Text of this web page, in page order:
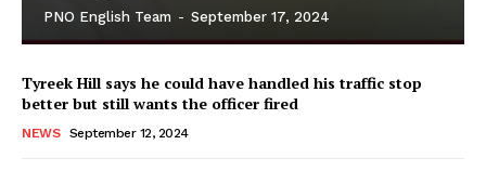
PNO English Team - September 17, 2024
Tyreek Hill says he could have handled his traffic stop
better but still wants the officer fired
NEWS September 12, 2024